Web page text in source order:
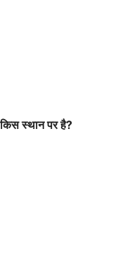
स्थान पर है?